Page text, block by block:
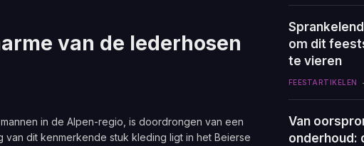
van de lederhosen
in de Alpen-regio, is doordrongen van een
dit kenmerkende stuk kleding ligt in het Beierse
om dit
te vieren
FEESTARTIKELEN
Van
onderhoud: